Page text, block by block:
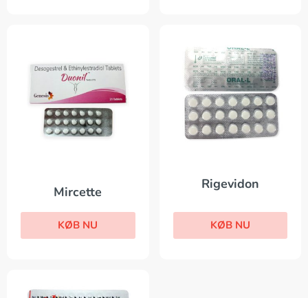
Mircette
KØB NU
Rigevidon
KØB NU